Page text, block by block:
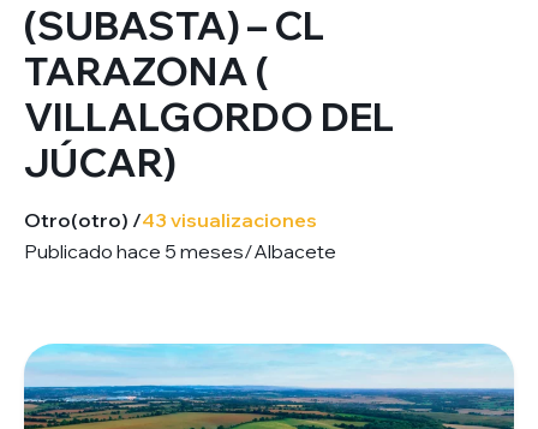
(SUBASTA) – CL
TARAZONA (
VILLALGORDO DEL
JÚCAR)
Otro(otro) /43 visualizaciones
Publicado hace 5 meses/Albacete